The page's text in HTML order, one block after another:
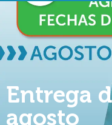
Entrega
agosto